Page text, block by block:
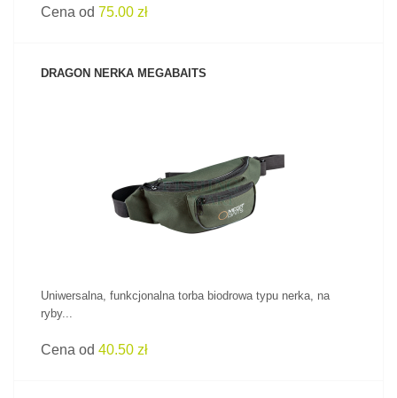
Cena od 75.00 zł
DRAGON NERKA MEGABAITS
ZOBACZ PRODUKT
Uniwersalna, funkcjonalna torba biodrowa typu nerka, na
ryby...
Cena od 40.50 zł